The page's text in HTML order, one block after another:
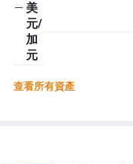
— 美
元/
加
元
查看所有資產